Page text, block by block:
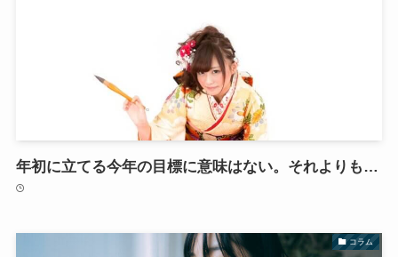
年初に立てる今年の目標に意味はない。それよりも…
コラム